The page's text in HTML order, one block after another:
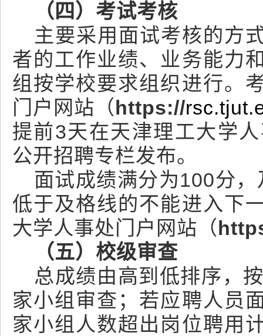
（四）考试考核
主要采用面试考核的方
者的工作业绩、业务能力
组按学校要求组织进行。
门户网站（https://
提前3天在天津理工大学
公开招聘专栏发布。
面试成绩满分为100分
低于及格线的不能进入下
大学人事处门户网站（
（五）校级审查
总成绩由高到低排序，
家小组审查；若应聘人员
家小组人数超出岗位聘用